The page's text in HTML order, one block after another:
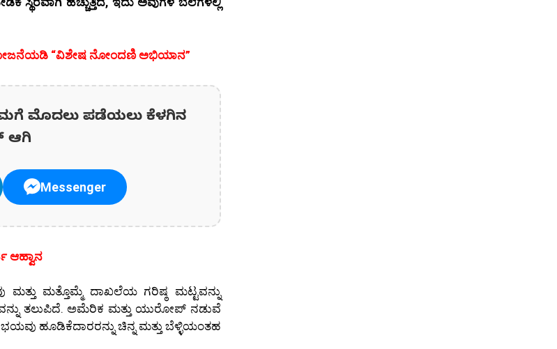
“ವಿಶೇಷ ನೋಂದಣಿ ಅಭಿಯಾನ”
ಮೊದಲು ಪಡೆಯಲು ಕೆಳಗಿನ
ಆಗಿ
Messenger
ಆಹ್ವಾನ
ಮತ್ತು ಮತ್ತೊಮ್ಮೆ ದಾಖಲೆಯ ಗರಿಷ್ಠ ಮಟ್ಟವನ್ನು
ತಲುಪಿದೆ. ಅಮೆರಿಕ ಮತ್ತು ಯುರೋಪ್ ನಡುವೆ
ಭಯವು ಹೂಡಿಕೆದಾರರನ್ನು ಚಿನ್ನ ಮತ್ತು ಬೆಳ್ಳಿಯಂತಹ